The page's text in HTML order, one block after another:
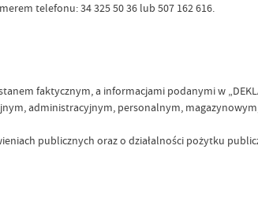
telefonu: 34 325 50 36 lub 507 162 616.
faktycznym, a informacjami podanymi w
administracyjnym, personalnym,
publicznych oraz o działalności pożytku